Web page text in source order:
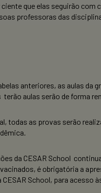
que elas seguirão
professoras das
anteriores, as aulas
aulas serão de forma
as provas serão
da CESAR School
é obrigatória a
School, para acesso